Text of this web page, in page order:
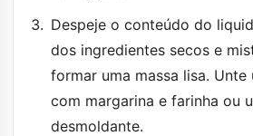
Despeje o conteúdo do
dos ingredientes secos e
formar uma massa lisa. Unte
com margarina e farinha ou
desmoldante.